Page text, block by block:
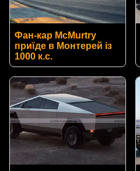
Фан-кар McMurtry
приїде в Монтерей із
1000 к.с.